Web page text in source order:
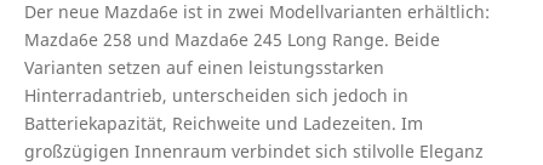
Der neue Mazda6e ist in zwei Modellvarianten erhältlich:
Mazda6e 258 und Mazda6e 245 Long Range. Beide
Varianten setzen auf einen leistungsstarken
Hinterradantrieb, unterscheiden sich jedoch in
Batteriekapazität, Reichweite und Ladezeiten. Im
großzügigen Innenraum verbindet sich stilvolle Eleganz